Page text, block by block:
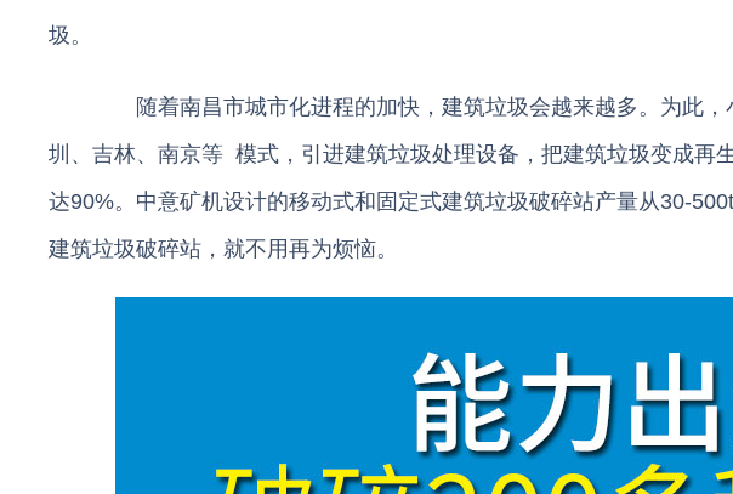
圾。
随着南昌市城市化进程的加快，建筑垃圾会越来越多。为此，
圳、吉林、南京等 模式，引进建筑垃圾处理设备，把建筑垃圾变成再
达90%。中意矿机设计的移动式和固定式建筑垃圾破碎站产量从30-
建筑垃圾破碎站，就不用再为烦恼。